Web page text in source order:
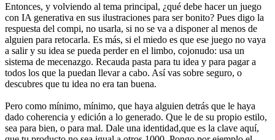
Entonces, y volviendo al tema principal, ¿qué debe hacer un juego
con IA generativa en sus ilustraciones para ser bonito? Pues digo la
respuesta del compi, no usarla, si no se va a disponer al menos de
alguien para retocarla. Es más, si el miedo es que ese juego no vaya
a salir y su idea se pueda perder en el limbo, cojonudo: usa un
sistema de mecenazgo. Recauda pasta para tu idea y para pagar a
todos los que la puedan llevar a cabo. Así vas sobre seguro, o
descubres que tu idea no era tan buena.
Pero como mínimo, mínimo, que haya alguien detrás que le haya
dado coherencia y edición a lo generado. Que le de su propio estilo,
sea para bien, o para mal. Dale una identidad,que es la clave aquí,